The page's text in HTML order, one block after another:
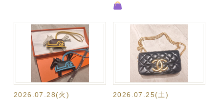
2026.07.28(火) 2026.07.25(土)